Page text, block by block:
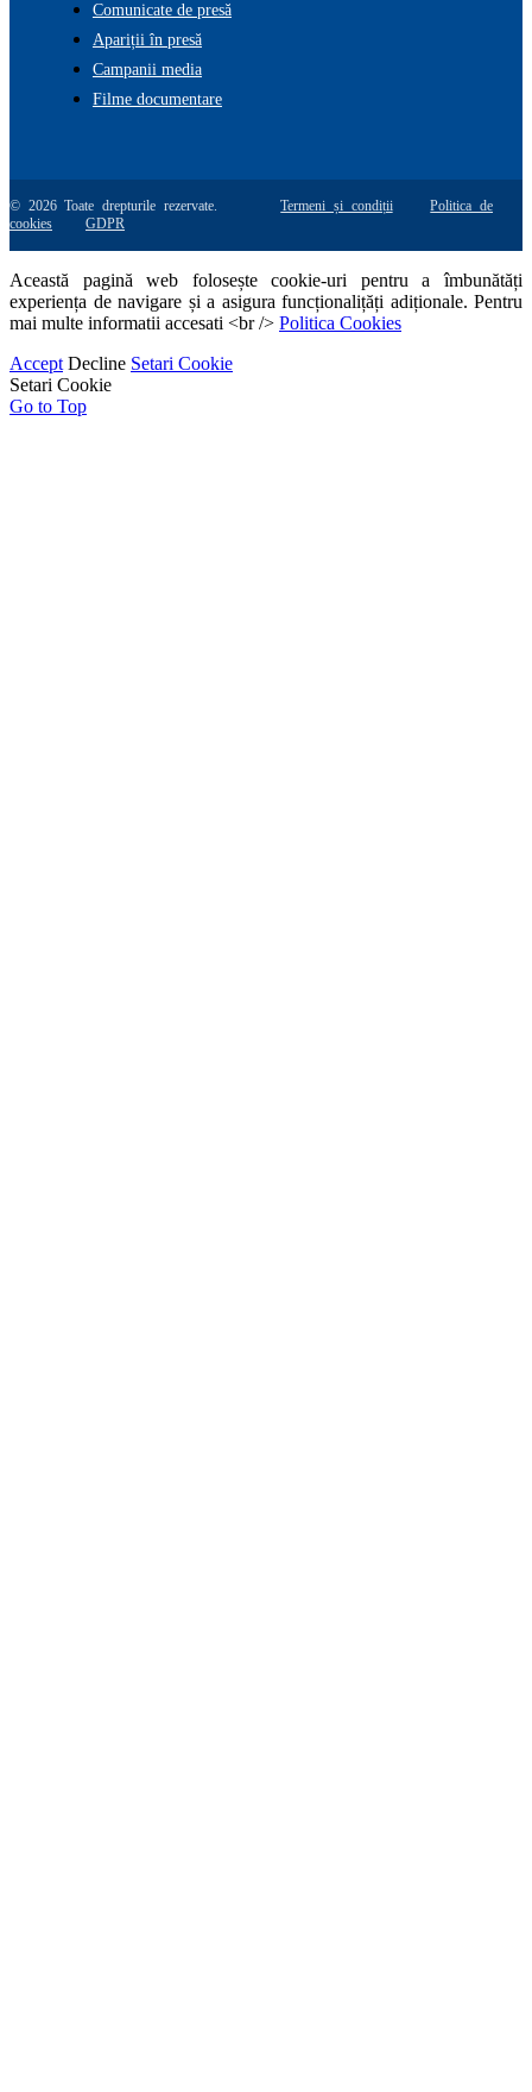
Comunicate de presă
Apariții în presă
Campanii media
Filme documentare
© 2026 Toate drepturile rezervate.Termeni și condiții
Politica de
cookies
GDPR
Această pagină web folosește cookie-uri pentru a îmbunătăți
experiența de navigare și a asigura funcționalițăți adiționale. Pentru
mai multe informatii accesati <br /> Politica Cookies
Accept Decline Setari Cookie
Setari Cookie
Go to Top